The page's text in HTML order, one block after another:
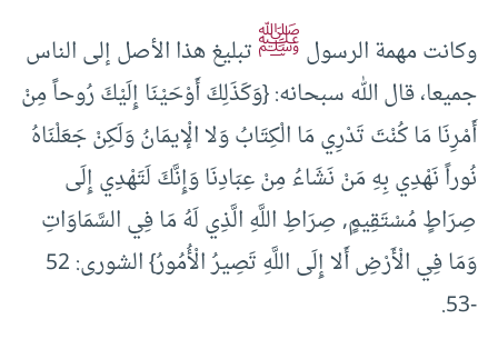
وكانت مهمة الرسولﷺتبليغ هذا الأصل إلى الناس
جميعا، قال الله سبحانه: {وَكَذَلِكَ أَوْحَيْنَا إِلَيْكَ رُوحاً مِنْ
أَمْرِنَا مَا كُنْتَ تَدْرِي مَا الْكِتَابُ وَلا الْإيمَانُ وَلَكِنْ جَعَلْنَاهُ
نُوراً نَهْدِي بِهِ مَنْ نَشَاءُ مِنْ عِبَادِنَا وَإِنَّكَ لَتَهْدِي إِلَى
صِرَاطٍ مُسْتَقِيمٍ, صِرَاطِ اللَّهِ الَّذِي لَهُ مَا فِي السَّمَاوَاتِ
وَمَا فِي الْأَرْضِ أَلا إِلَى اللَّهِ تَصِيرُ الْأُمُورُ} الشورى: 52
-53.